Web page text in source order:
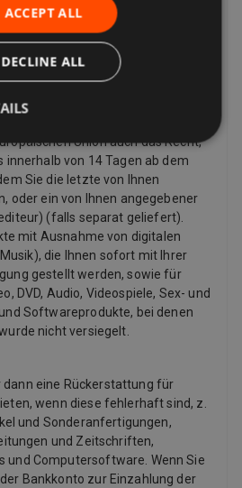
des Verkäufers. Verkäufer können
und zusätzliche
zur Verfügung stellen.
Rückporto, wenn es ein Problem
der Artikel beispielsweise nicht
übereinstimmt,
Union auch das Recht,
innerhalb von 14 Tagen ab dem
Sie die letzte von Ihnen
oder ein von Ihnen angegebener
(falls separat geliefert).
mit Ausnahme von digitalen
die Ihnen sofort mit Ihrer
gestellt werden, sowie für
DVD, Audio, Videospiele, Sex- und
Softwareprodukte, bei denen
nicht versiegelt.
eine Rückerstattung für
wenn diese fehlerhaft sind, z.
und Sonderanfertigungen,
und Zeitschriften,
und Computersoftware. Wenn Sie
Bankkonto zur Einzahlung der
ACCEPT ALL
DECLINE ALL